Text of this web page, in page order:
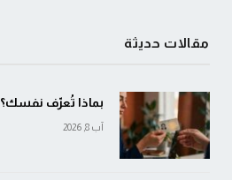
مقالات حديثة
بماذا تُعرّف نفسك؟
آب 8, 2026